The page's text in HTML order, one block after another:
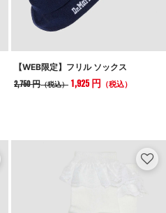
【WEB限定】フリル ソックス
2,750 円（税込） 1,925 円 （税込）